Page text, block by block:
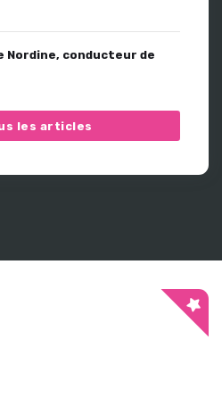
Nordine, conducteur de
les articles